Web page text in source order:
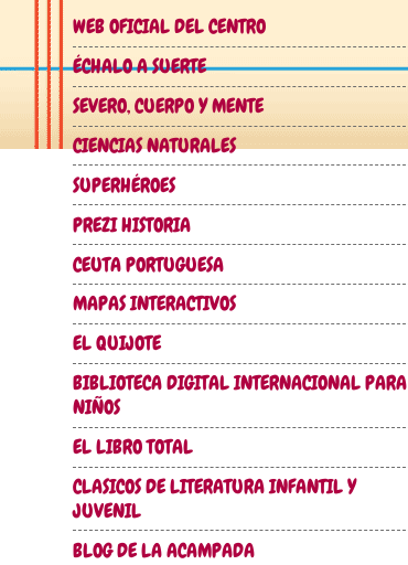
WEB OFICIAL DEL CENTRO
ÉCHALO A SUERTE
SEVERO, CUERPO Y MENTE
CIENCIAS NATURALES
SUPERHÉROES
PREZI HISTORIA
CEUTA PORTUGUESA
MAPAS INTERACTIVOS
EL QUIJOTE
BIBLIOTECA DIGITAL INTERNACIONAL PARA
NIÑOS
EL LIBRO TOTAL
CLASICOS DE LITERATURA INFANTIL Y
JUVENIL
BLOG DE LA ACAMPADA